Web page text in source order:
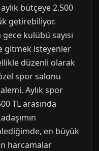
bütçeye 2.500
getirebiliyor.
kulübü sayısı
gitmek isteyenler
düzenli olarak
spor salonu
Aylık spor
TL arasında
en büyük
harcamalar